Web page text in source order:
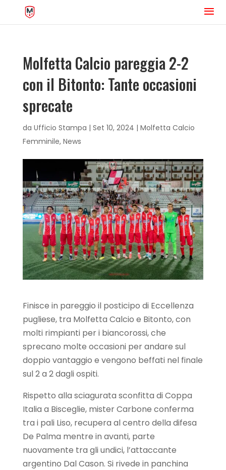
Molfetta Calcio pareggia 2-2
con il Bitonto: Tante occasioni
sprecate
da Ufficio Stampa | Set 10, 2024 | Molfetta Calcio
Femminile, News
Finisce in pareggio il posticipo di Eccellenza
pugliese, tra Molfetta Calcio e Bitonto, con
molti rimpianti per i biancorossi, che
sprecano molte occasioni per andare sul
doppio vantaggio e vengono beffati nel finale
sul 2 a 2 dagli ospiti.
Rispetto alla sciagurata sconfitta di Coppa
Italia a Bisceglie, mister Carbone conferma
tra i pali Liso, recupera al centro della difesa
De Palma mentre in avanti, parte
nuovamente tra gli undici, l’attaccante
argentino Dal Cason. Si rivede in panchina